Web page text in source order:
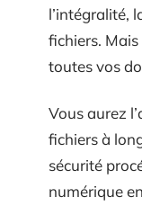
l’intégralité,
fichiers.
toutes vos
Vous aurez
fichiers à
sécurité
numérique